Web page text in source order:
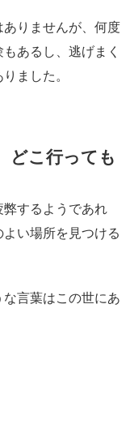
りませんが、何度
あるし、逃げまく
ました。
どこ行っても
するようであれ
い場所を見つける
言葉はこの世にあ